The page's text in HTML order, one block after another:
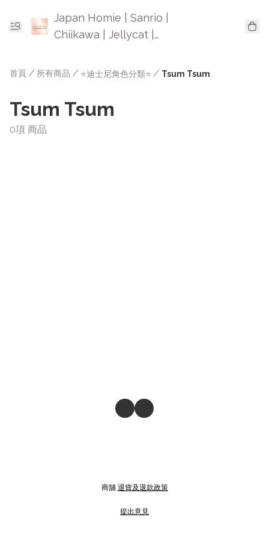
Japan Homie | Sanrio |
Chiikawa | Jellycat |
首頁 / 所有商品 / ⭐迪士尼角色分類⭐ / Tsum Tsum
Tsum Tsum
0項 商品
商舖 退貨及退款政策
提出意見